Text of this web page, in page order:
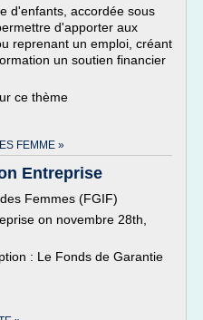
d'enfants, accordée sous
d'apporter aux
reprenant un emploi, créant
un soutien financier
ce thème
FEMME »
Entreprise
Femmes (FGIF)
on novembre 28th,
: Le Fonds de Garantie